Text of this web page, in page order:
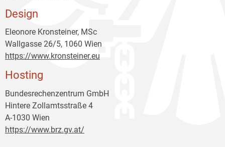
Design
Eleonore Kronsteiner, MSc
Wallgasse 26/5, 1060 Wien
https://www.kronsteiner.eu
Hosting
Bundesrechenzentrum GmbH
Hintere Zollamtsstraße 4
A-1030 Wien
https://www.brz.gv.at/